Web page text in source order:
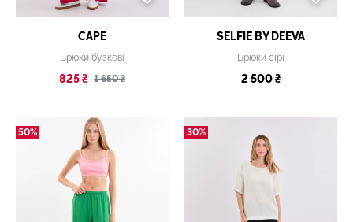
CAPE
Брюки бузкові
825 ₴ 1 650 ₴
SELFIE BY DEEVA
Брюки сірі
2 500 ₴
50% 30%